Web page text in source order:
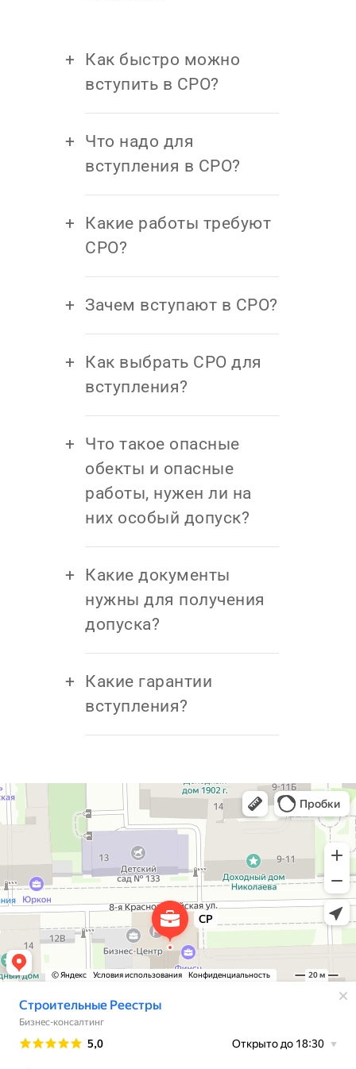
Как быстро можно
вступить в СРО?
Что надо для
вступления в СРО?
Какие работы требуют
СРО?
Зачем вступают в СРО?
Как выбрать СРО для
вступления?
Что такое опасные
обекты и опасные
работы, нужен ли на
них особый допуск?
Какие документы
нужны для получения
допуска?
Какие гарантии
вступления?